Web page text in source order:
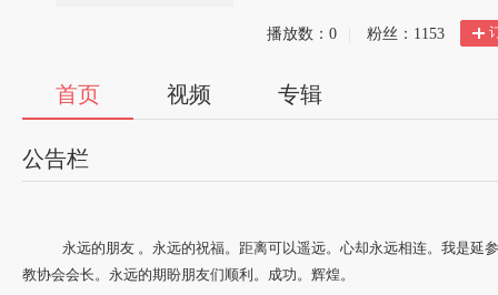
播放数： 0 粉丝： 1153
首页 视频 专辑
公告栏
永远的朋友 。永远的祝福。距离可以遥远。心却永远相连。我是延
教协会会长。永远的期盼朋友们顺利。成功。辉煌。